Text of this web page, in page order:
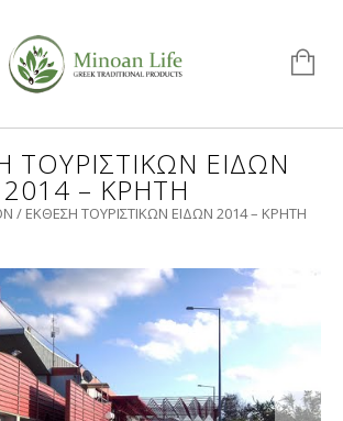
ΤΟΥΡΙΣΤΙΚΏΝ ΕΙΔΏΝ
2014 – ΚΡΉΤΗ
/ ΈΚΘΕΣΗ ΤΟΥΡΙΣΤΙΚΏΝ ΕΙΔΏΝ 2014 – ΚΡΉΤΗ